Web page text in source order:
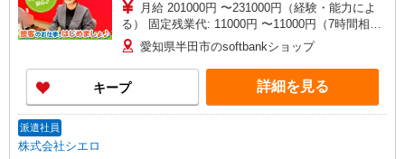
月給 201000円 〜231000円（経験・能力によ
る） 固定残業代: 11000円 〜11000円（7時間相
当） ＊時間外手当は時間外労働の有無にかかわら
ず、固定残業代として支給し、相当時間を超える
時間外労働分は法定どおり追加で支給します。 ■
その他賞与 年2回昇給 年1回販売手当、資格手当
扶養家族手当年末年始手当バースデー手当 ★交通
愛知県半田市のsoftbankショップ
キープ 詳細を見る
派遣社員
株式会社シエロ